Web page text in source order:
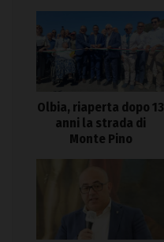
Olbia, riaperta dopo 13
anni la strada di
Monte Pino